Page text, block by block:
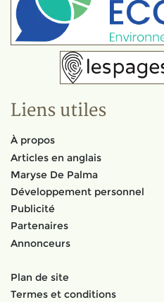
Liens utiles
À propos
Articles en anglais
Maryse De Palma
Développement personnel
Publicité
Partenaires
Annonceurs
Plan de site
Termes et conditions